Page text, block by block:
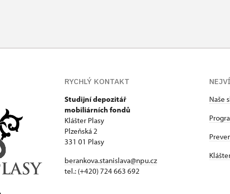
RYCHLÝ KONTAKT
Studijní depozitář
mobiliárních fondů
Klášter Plasy
Plzeňská 2
331 01 Plasy
berankova.stanislava@npu.cz
tel.: (+420) 724 663 692
Naše